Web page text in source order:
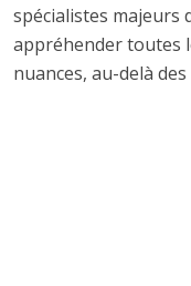
spécialistes majeurs
appréhender toutes
nuances, au-delà